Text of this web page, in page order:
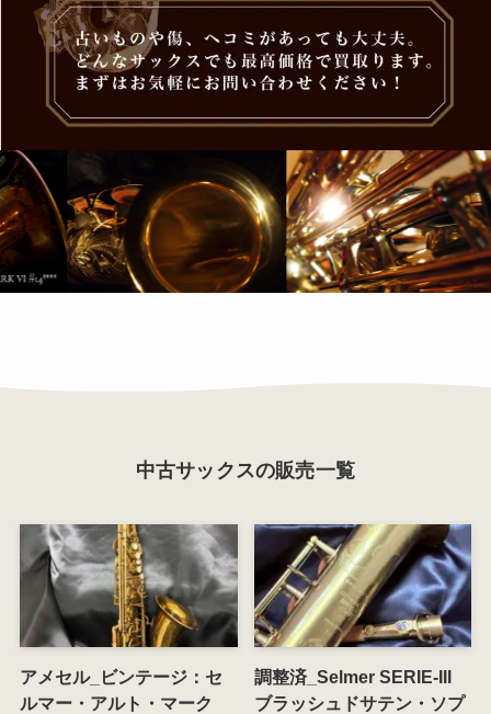
中古サックスの販売一覧
アメセル_ビンテージ：セ
ルマー・アルト・マーク
調整済_Selmer SERIE-III
ブラッシュドサテン・ソプ